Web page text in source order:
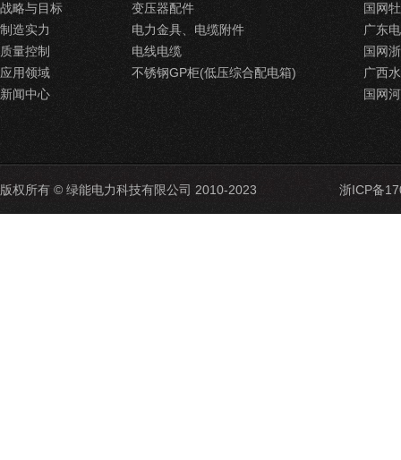
战略与目标
制造实力
质量控制
应用领域
新闻中心
变压器配件
电力金具、电缆附件
电线电缆
不锈钢GP柜(低压综合配电箱)
国网
广东
国网
广西
国网
版权所有 © 绿能电力科技有限公司 2010-2023 浙ICP备